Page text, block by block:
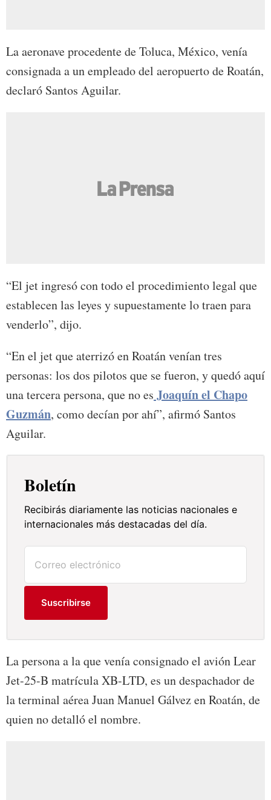
La aeronave procedente de Toluca, México, venía
consignada a un empleado del aeropuerto de Roatán,
declaró Santos Aguilar.
“El jet ingresó con todo el procedimiento legal que
establecen las leyes y supuestamente lo traen para
venderlo”, dijo.
“En el jet que aterrizó en Roatán venían tres
personas: los dos pilotos que se fueron, y quedó aquí
una tercera persona, que no es Joaquín el Chapo
Guzmán, como decían por ahí”, afirmó Santos
Aguilar.
Boletín
Recibirás diariamente las noticias nacionales e
internacionales más destacadas del día.
Suscribirse
La persona a la que venía consignado el avión Lear
Jet-25-B matrícula XB-LTD, es un despachador de
la terminal aérea Juan Manuel Gálvez en Roatán, de
quien no detalló el nombre.